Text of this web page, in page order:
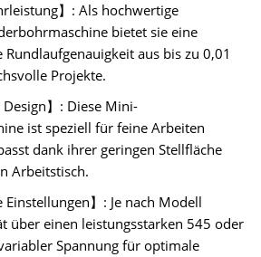
】: Als hochwertige
bietet sie eine
aus bis zu 0,01
Projekte.
Design】: Diese Mini-
ist speziell für feine Arbeiten
dank ihrer geringen Stellfläche
Arbeitstisch.
Einstellungen】: Je nach Modell
über einen leistungsstarken 545 oder
Spannung für optimale